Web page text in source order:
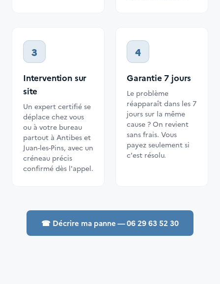
3
Intervention sur
site
Un expert certifié se
déplace chez vous
ou à votre bureau
partout à Antibes et
Juan-les-Pins, avec un
créneau précis
confirmé dès l'appel.
4
Garantie 7 jours
Le problème
réapparaît dans les 7
jours sur la même
cause ? On revient
sans frais. Vous
payez seulement si
c'est résolu.
☎ Décrire ma panne — 06 29 63 52 30